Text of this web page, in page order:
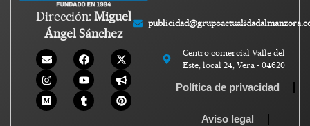
Dirección: Miguel
Ángel Sánchez
Centro comercial Valle del
Este, local 24, Vera - 04620
Política de privacidad
Aviso legal